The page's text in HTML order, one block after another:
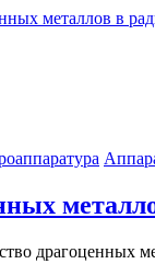
металлов в
драгоценных